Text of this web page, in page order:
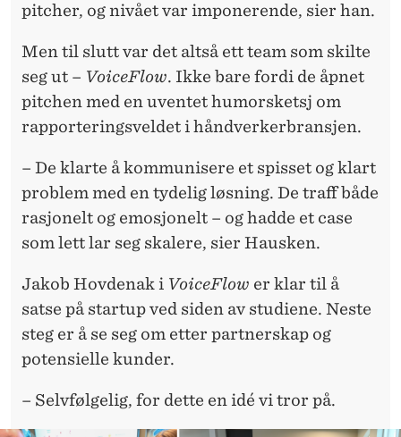
pitcher, og nivået var imponerende, sier han.
Men til slutt var det altså ett team som skilte
seg ut – VoiceFlow. Ikke bare fordi de åpnet
pitchen med en uventet humorsketsj om
rapporteringsveldet i håndverkerbransjen.
– De klarte å kommunisere et spisset og klart
problem med en tydelig løsning. De traff både
rasjonelt og emosjonelt – og hadde et case
som lett lar seg skalere, sier Hausken.
Jakob Hovdenak i VoiceFlow er klar til å
satse på startup ved siden av studiene. Neste
steg er å se seg om etter partnerskap og
potensielle kunder.
– Selvfølgelig, for dette en idé vi tror på.